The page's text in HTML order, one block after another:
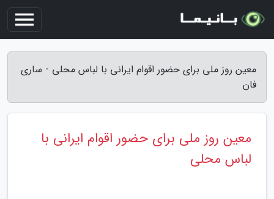
معین روز ملی برای حضور اقوام ایرانی با لباس محلی - ساری
فان
معین روز ملی برای حضور اقوام ایرانی با
لباس محلی